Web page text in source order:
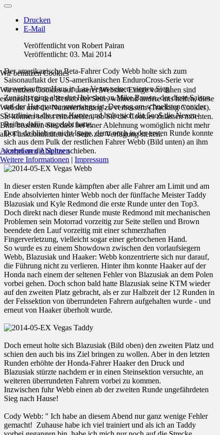
Drucken
E-Mail
Veröffentlicht von Robert Pairan
Veröffentlicht: 03. Mai 2014
Der amerikanische Beta-Fahrer Cody Webb holte sich zum
Saisonauftakt der US-amerikanischen EnduroCross-Serie vor
ausverkauftem Haus in Las Vegas seinen vierten Sieg!
Zunächst ging aber der Holeshot an Mike Brown, der diese Saison
auf der Husqvarna unterwegs ist. Der zog am schnellsten von der
Startlinie in die erste Kurve und holte sich die 5oo$ die Nexen-
Reifen dafür ausgelobt hatte.
Doch da blieb er nicht lange, denn noch in der ersten Runde konnte
sich aus dem Pulk der restlichen Fahrer Webb (Bild unten) an ihm
vorbei an die Spitze schieben.
In dieser ersten Runde kämpften aber alle Fahrer am Limit und am
Ende absolvierten hinter Webb noch der fünffache Meister Taddy
Blazusiak und Kyle Redmond die erste Runde unter den Top3.
Doch direkt nach dieser Runde muste Redmond mit mechanischen
Problemen sein Motorrad vorzeitig zur Seite stellen und Brown
beendete den Lauf vorzeitig mit einer schmerzhaften
Fingerverletzung, vielleicht sogar einer gebrochenen Hand.
So wurde es zu einem Showdown zwischen den vorlaufsiegern
Webb, Blazusiak und Haaker: Webb konzentrierte sich nur darauf,
die Führung nicht zu verlieren. Hinter ihm konnte Haaker auf der
Honda nach einem der seltenen Fehler von Blazusiak an dem Polen
vorbei gehen. Doch schon bald hatte Blazusiak seine KTM wieder
auf den zweiten Platz gebracht, als er zur Halbzeit der 12 Runden in
der Felssektion von überrundeten Fahrern aufgehalten wurde - und
erneut von Haaker überholt wurde.
Doch erneut holte sich Blazusiak (Bild oben) den zweiten Platz und
schien den auch bis ins Ziel bringen zu wollen. Aber in den letzten
Runden erhöhte der Honda-Fahrer Haaker den Druck und
Blazusiak stürzte nachdem er in einen Steinsektion versuchte, an
weiteren überrundeten Fahrern vorbei zu kommen.
Inzwischen fuhr Webb einen ab der zweiten Runde ungefährdeten
Sieg nach Hause!
Cody Webb: " Ich habe an diesem Abend nur ganz wenige Fehler
gemacht! Zuhause habe ich viel trainiert und als ich an Taddy
Wir benutzen Cookies
Wir nutzen Cookies auf unserer Website. Einige von ihnen sind
essenziell für den Betrieb der Seite, während andere uns helfen, diese
Website und die Nutzererfahrung zu verbessern (Tracking Cookies).
Sie können selbst entscheiden, ob Sie die Cookies zulassen möchten.
Bitte beachten Sie, dass bei einer Ablehnung womöglich nicht mehr
alle Funktionalitäten der Seite zur Verfügung stehen.
AkzeptierenAblehnen
Weitere Informationen | Impressum